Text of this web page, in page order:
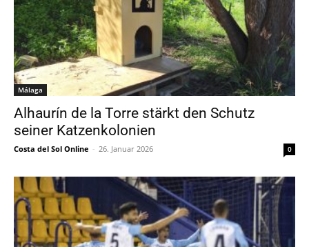
Málaga
Alhaurín de la Torre stärkt den Schutz
seiner Katzenkolonien
Costa del Sol Online - 26. Januar 2026 0